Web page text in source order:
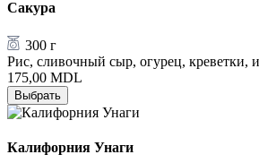
Сакура
300 г
Рис, сливочный сыр, огурец, креветки,
175,00 MDL
Выбрать
Калифорния Унаги